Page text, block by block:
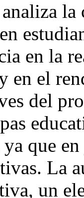
en la
en el
del
que
La
un